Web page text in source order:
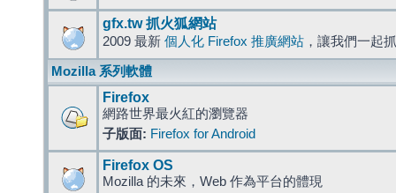
gfx.tw 抓火狐網站
2009 最新 個人化 Firefox 推廣網站 ，讓我們一起
Mozilla 系列軟體
Firefox
網路世界最火紅的瀏覽器
子版面: Firefox for Android
Firefox OS
Mozilla 的未來，Web 作為平台的體現